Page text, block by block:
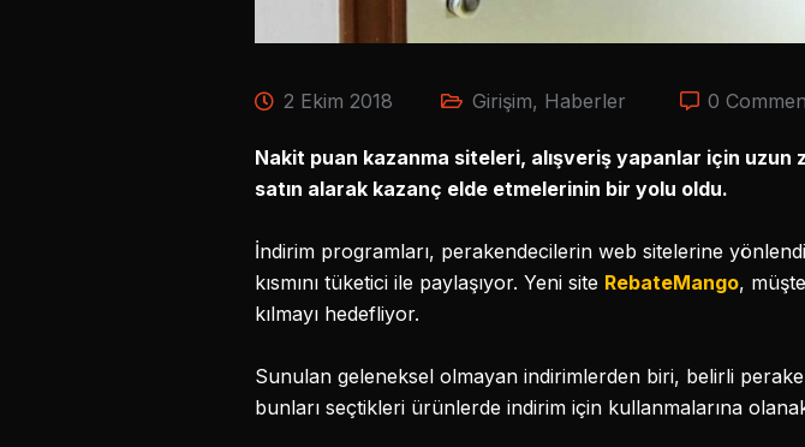
2 Ekim 2018 Girişim, Haberler 0
Nakit puan kazanma siteleri, alışveriş yapanlar için
satın alarak kazanç elde etmelerinin bir yolu oldu.
İndirim programları, perakendecilerin web sitelerine
kısmını tüketici ile paylaşıyor. Yeni site RebateMango,
kılmayı hedefliyor.
Sunulan geleneksel olmayan indirimlerden biri, belirli
bunları seçtikleri ürünlerde indirim için kullanmalarına